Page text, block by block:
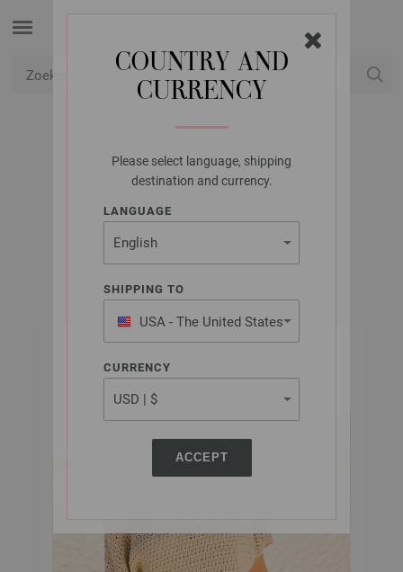
COUNTRY AND
CURRENCY
Please select language, shipping
destination and currency.
LANGUAGE
SHIPPING TO
USA - The United States
of America
CURRENCY
ACCEPT
LANA GROSSA
TRUI ORGANICO
LINEA PURA Uitgave 11 (NL) | Model 18